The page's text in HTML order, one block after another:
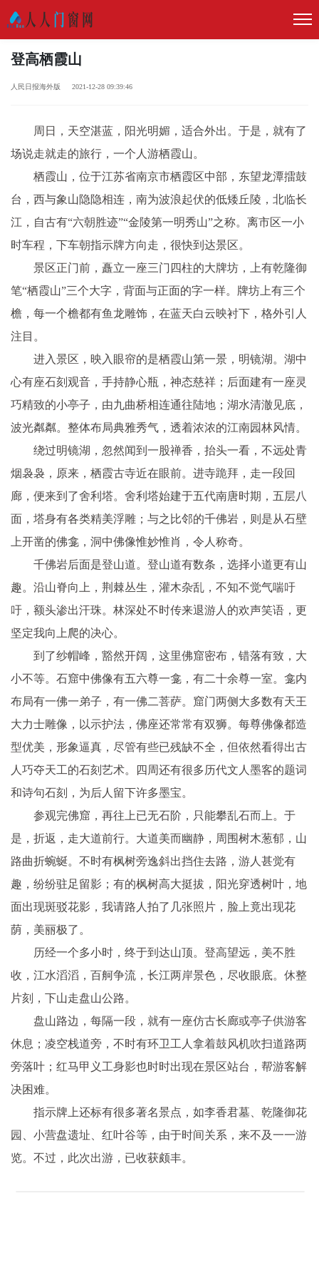
登高栖霞山
人民日报海外版 2021-12-28 09:39:46
周日，天空湛蓝，阳光明媚，适合外出。于是，就有了
场说走就走的旅行，一个人游栖霞山。
栖霞山，位于江苏省南京市栖霞区中部，东望龙潭擂鼓
台，西与象山隐隐相连，南为波浪起伏的低矮丘陵，北临长
江，自古有“六朝胜迹”“金陵第一明秀山”之称。离市区一小
时车程，下车朝指示牌方向走，很快到达景区。
景区正门前，矗立一座三门四柱的大牌坊，上有乾隆御
笔“栖霞山”三个大字，背面与正面的字一样。牌坊上有三个
檐，每一个檐都有鱼龙雕饰，在蓝天白云映衬下，格外引人
注目。
进入景区，映入眼帘的是栖霞山第一景，明镜湖。湖中
心有座石刻观音，手持静心瓶，神态慈祥；后面建有一座灵
巧精致的小亭子，由九曲桥相连通往陆地；湖水清澈见底，
波光粼粼。整体布局典雅秀气，透着浓浓的江南园林风情。
绕过明镜湖，忽然闻到一股禅香，抬头一看，不远处青
烟袅袅，原来，栖霞古寺近在眼前。进寺跪拜，走一段回
廊，便来到了舍利塔。舍利塔始建于五代南唐时期，五层八
面，塔身有各类精美浮雕；与之比邻的千佛岩，则是从石壁
上开凿的佛龛，洞中佛像惟妙惟肖，令人称奇。
千佛岩后面是登山道。登山道有数条，选择小道更有山
趣。沿山脊向上，荆棘丛生，灌木杂乱，不知不觉气喘吁
吁，额头渗出汗珠。林深处不时传来退游人的欢声笑语，更
坚定我向上爬的决心。
到了纱帽峰，豁然开阔，这里佛窟密布，错落有致，大
小不等。石窟中佛像有五六尊一龛，有二十余尊一室。龛内
布局有一佛一弟子，有一佛二菩萨。窟门两侧大多数有天王
大力士雕像，以示护法，佛座还常常有双狮。每尊佛像都造
型优美，形象逼真，尽管有些已残缺不全，但依然看得出古
人巧夺天工的石刻艺术。四周还有很多历代文人墨客的题词
和诗句石刻，为后人留下许多墨宝。
参观完佛窟，再往上已无石阶，只能攀乱石而上。于
是，折返，走大道前行。大道美而幽静，周围树木葱郁，山
路曲折蜿蜒。不时有枫树旁逸斜出挡住去路，游人甚觉有
趣，纷纷驻足留影；有的枫树高大挺拔，阳光穿透树叶，地
面出现斑驳花影，我请路人拍了几张照片，脸上竟出现花
荫，美丽极了。
历经一个多小时，终于到达山顶。登高望远，美不胜
收，江水滔滔，百舸争流，长江两岸景色，尽收眼底。休整
片刻，下山走盘山公路。
盘山路边，每隔一段，就有一座仿古长廊或亭子供游客
休息；凌空栈道旁，不时有环卫工人拿着鼓风机吹扫道路两
旁落叶；红马甲义工身影也时时出现在景区站台，帮游客解
决困难。
指示牌上还标有很多著名景点，如李香君墓、乾隆御花
园、小营盘遗址、红叶谷等，由于时间关系，来不及一一游
览。不过，此次出游，已收获颇丰。